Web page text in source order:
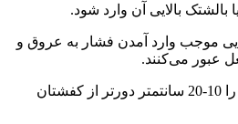
بالشتک بالایی آن وارد شود.
موجب وارد آمدن فشار به عروق و
عبور می‌کنند.
حالت عمودی پاشنه ي عصا را 10-20 سانتمتر دورتر از کفشتان